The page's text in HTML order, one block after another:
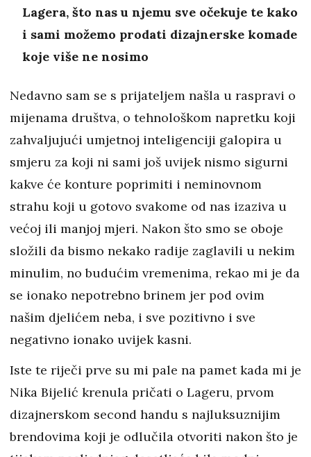
Lagera, što nas u njemu sve očekuje te kako
i sami možemo prodati dizajnerske komade
koje više ne nosimo
Nedavno sam se s prijateljem našla u raspravi o
mijenama društva, o tehnološkom napretku koji
zahvaljujući umjetnoj inteligenciji galopira u
smjeru za koji ni sami još uvijek nismo sigurni
kakve će konture poprimiti i neminovnom
strahu koji u gotovo svakome od nas izaziva u
većoj ili manjoj mjeri. Nakon što smo se oboje
složili da bismo nekako radije zaglavili u nekim
minulim, no budućim vremenima, rekao mi je da
se ionako nepotrebno brinem jer pod ovim
našim djelićem neba, i sve pozitivno i sve
negativno ionako uvijek kasni.
Iste te riječi prve su mi pale na pamet kada mi je
Nika Bijelić krenula pričati o Lageru, prvom
dizajnerskom second handu s najluksuznijim
brendovima koji je odlučila otvoriti nakon što je